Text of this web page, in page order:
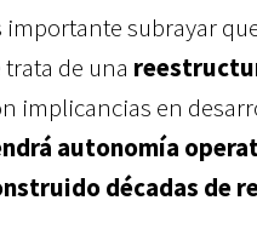
importante subrayar
trata de una
implicancias en
autonomía
décadas de